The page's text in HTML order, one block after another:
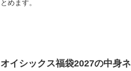
とめます。
オイシックス福袋2027の中身